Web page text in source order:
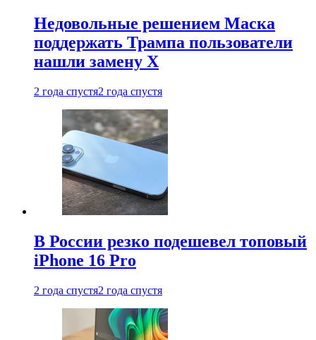
Недовольные решением Маска
поддержать Трампа пользователи
нашли замену X
2 года спустя2 года спустя
В России резко подешевел топовый
iPhone 16 Pro
2 года спустя2 года спустя